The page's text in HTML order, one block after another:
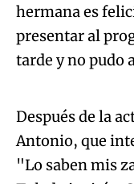
Después de la
Antonio, que
Toledo invitó a
cantara junto a
Una actuación